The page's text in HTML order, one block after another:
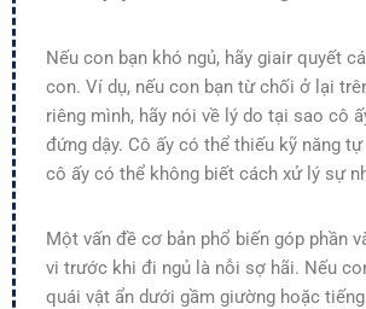
Nếu con bạn khó ngủ, hãy giair quyết
con. Ví dụ, nếu con bạn từ chối ở lại
riêng mình, hãy nói về lý do tại sao cô
đứng dậy. Cô ấy có thể thiếu kỹ năng
cô ấy có thể không biết cách xử lý sự
Một vấn đề cơ bản phổ biến góp phần
vi trước khi đi ngủ là nỗi sợ hãi. Nếu
quái vật ẩn dưới gầm giường hoặc